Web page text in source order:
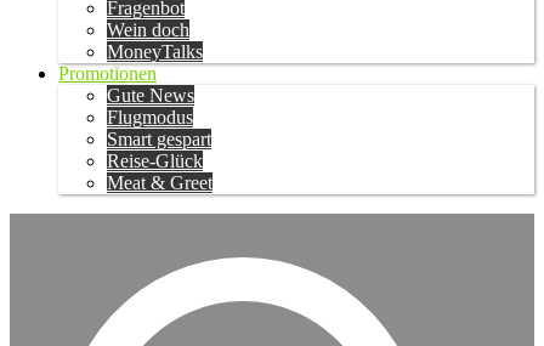
Fragenbot
Wein doch
MoneyTalks
Promotionen
Gute News
Flugmodus
Smart gespart
Reise-Glück
Meat & Greet